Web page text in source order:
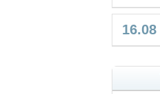
16.08